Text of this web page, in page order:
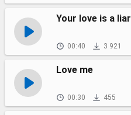
Your love is a liar
00:40 3 921
Love me
00:30 455